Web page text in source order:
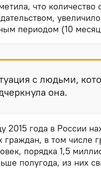
что
периодом (10
с людьми,
она.
года в России
граждан, в том числе
порядка 1,5
полугода, из них